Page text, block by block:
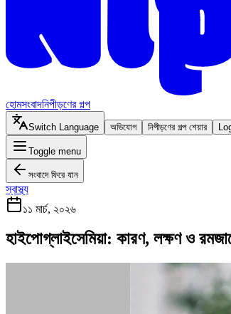
হোমসংবাদনিপীড়ণের গল্প
Switch Language অভিযোগ নিপীড়ণের গল্প শেয়ার
Toggle menu
সংবাদে ফিরে যান
স্বাস্থ্য
১১ মার্চ, ২০২৬
হাইপোগ্লাইসেমিয়া: কারণ, লক্ষণ ও